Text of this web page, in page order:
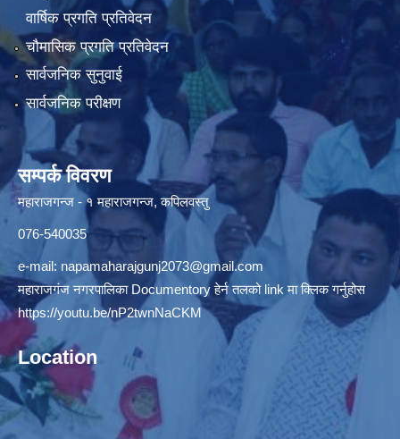
वार्षिक प्रगति प्रतिवेदन
चौमासिक प्रगति प्रतिवेदन
सार्वजनिक सुनुवाई
सार्वजनिक परीक्षण
सम्पर्क विवरण
महाराजगन्ज - १ महाराजगन्ज, कपिलवस्तु
076-540035
e-mail: napamaharajgunj2073@gmail.com
महाराजगंज नगरपालिका Documentory हेर्न तलको link मा क्लिक गर्नुहोस
https://youtu.be/nP2twnNaCKM
Location